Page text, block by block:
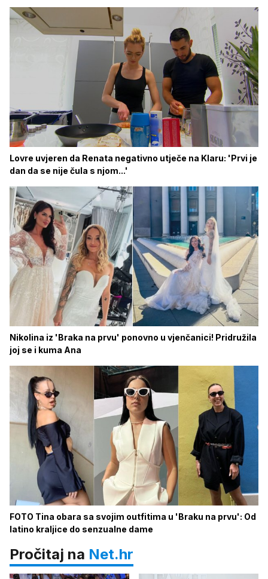
Lovre uvjeren da Renata negativno utječe na Klaru: 'Prvi je
dan da se nije čula s njom...'
Nikolina iz 'Braka na prvu' ponovno u vjenčanici! Pridružila
joj se i kuma Ana
FOTO Tina obara sa svojim outfitima u 'Braku na prvu': Od
latino kraljice do senzualne dame
Pročitaj na Net.hr